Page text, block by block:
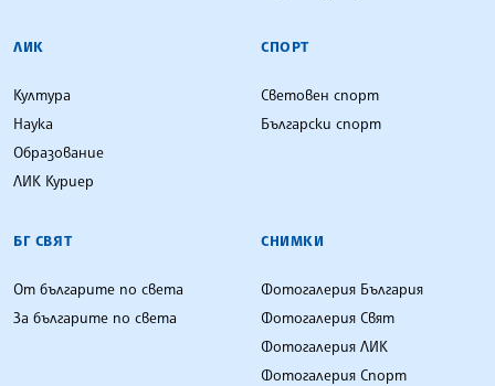
ЛИК
Култура
Наука
Образование
ЛИК Куриер
СПОРТ
Световен спорт
Български спорт
БГ СВЯТ
От българите по света
За българите по света
СНИМКИ
Фотогалерия България
Фотогалерия Свят
Фотогалерия ЛИК
Фотогалерия Спорт